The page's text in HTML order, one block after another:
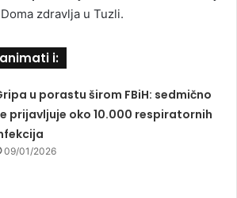
zdravlja u Tuzli.
i:
u porastu širom FBiH: sedmično
prijavljuje oko 10.000 respiratornih
09/01/2026